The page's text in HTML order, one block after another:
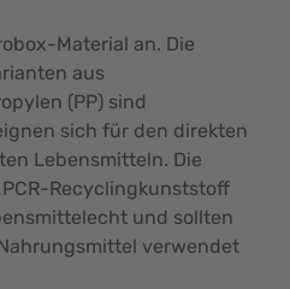
Material an. Die
aus
(PP) sind
sich für den direkten
Lebensmitteln. Die
Recyclingkunststoff
und sollten
verwendet